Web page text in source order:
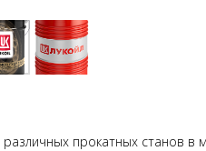
прокатных станов в